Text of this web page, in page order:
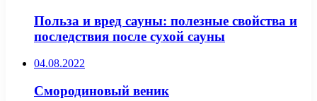
Польза и вред сауны: полезные свойства и
последствия после сухой сауны
04.08.2022
Смородиновый веник